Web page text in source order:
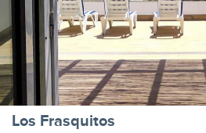
Los Frasquitos